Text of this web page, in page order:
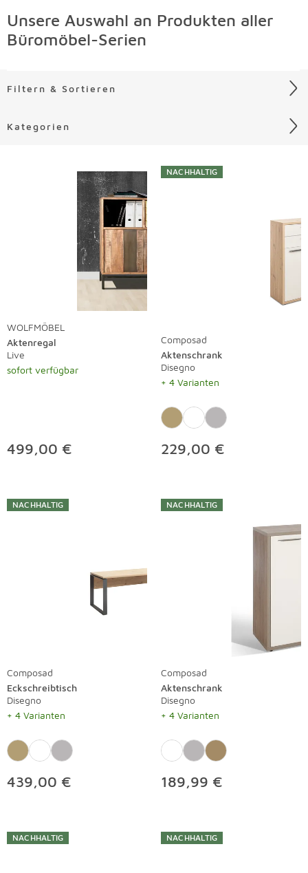
Unsere Auswahl an Produkten aller
Büromöbel-Serien
Filtern & Sortieren
Kategorien
WOLFMÖBEL
Aktenregal
Live
sofort verfügbar
499,00 €
NACHHALTIG
Composad
Aktenschrank
Disegno
+ 4 Varianten
229,00 €
NACHHALTIG
Composad
Eckschreibtisch
Disegno
+ 4 Varianten
439,00 €
NACHHALTIG
Composad
Aktenschrank
Disegno
+ 4 Varianten
189,99 €
NACHHALTIG NACHHALTIG